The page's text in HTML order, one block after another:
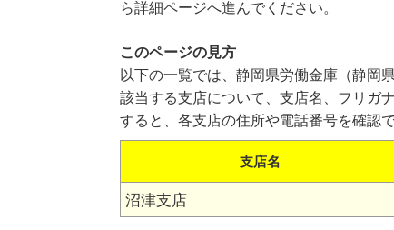
ら詳細ページへ進んでください。
このページの見方
以下の一覧では、静岡県労働金庫（静岡
該当する支店について、支店名、フリガ
すると、各支店の住所や電話番号を確認で
支店名
沼津支店